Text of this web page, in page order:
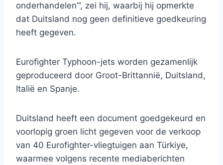
onderhandelen’”, zei hij, waarbij hij opmerkte
dat Duitsland nog geen definitieve goedkeuring
heeft gegeven.
Eurofighter Typhoon-jets worden gezamenlijk
geproduceerd door Groot-Brittannië, Duitsland,
Italië en Spanje.
Duitsland heeft een document goedgekeurd en
voorlopig groen licht gegeven voor de verkoop
van 40 Eurofighter-vliegtuigen aan Türkiye,
waarmee volgens recente mediaberichten